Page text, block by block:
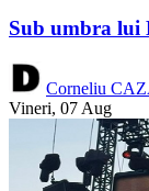
Sub umbra lui
Corneliu
Vineri, 07 Aug